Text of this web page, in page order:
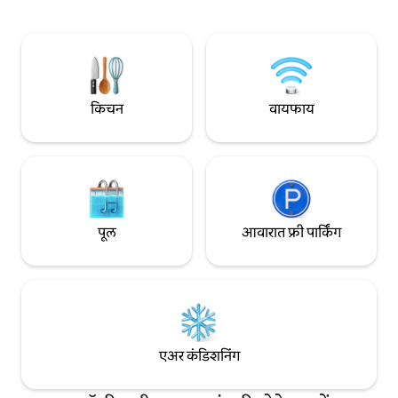
मैत्रीपूर्ण अल्पाका, शेळ्या, कोंबड्या, रस्त्याचा आवाज
नाही, लपलेले शुल्क नाही *पूर्ण अनुभवासाठी दोन
रात्रींची शिफारस केली जाते*
रिक्लाइनिंग La-Z-
बेडरूममध्ये स्मार्ट
किचन वायफाय
पूल आवारात फ्री पार्किंग
एअर कंडिशनिंग